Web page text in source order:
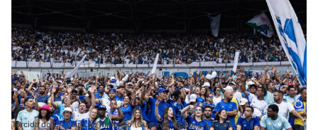
Torcida do Cruzeiro no Mineirão (Gustavo Aleixo/Cruzeiro)